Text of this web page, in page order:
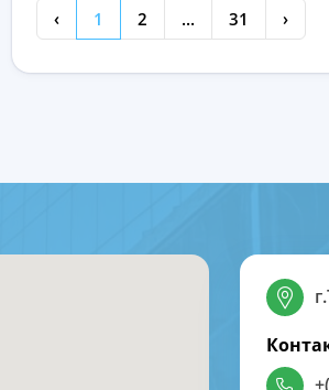
‹ 1 2 ... 31 ›